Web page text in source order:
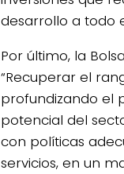
desarrollo a todo
Por último, la
“Recuperar el
profundizando el
potencial del
con políticas
servicios, en un